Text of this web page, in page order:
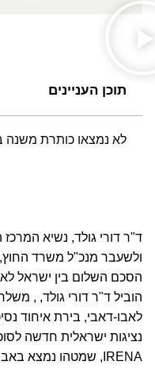
תוכן העניינים
לא נמצאו כותרת משנה
ד"ר דורי גולד, נשיא המרכז
ולשעבר מנכ"ל משרד
הוביל ד"ר דורי גולד, ,
לאבו-דאבי, בירת איחוד
נציגות ישראלית חדשה
IRENA, שמטהו נמצא באבו-דאבי.